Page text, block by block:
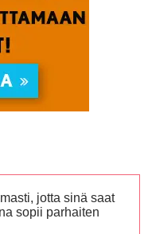
jotta sinä saat
sopii parhaiten